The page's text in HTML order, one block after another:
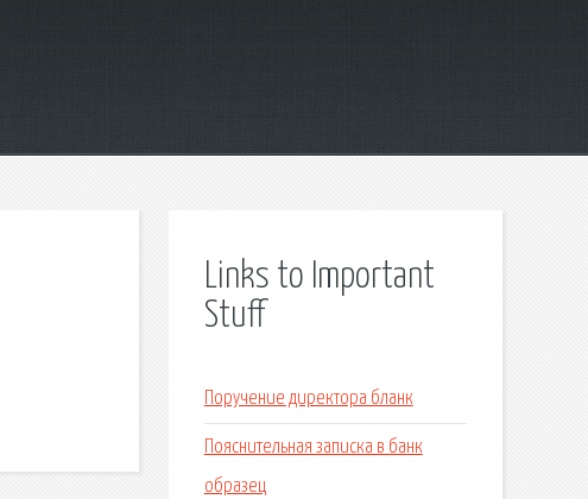
Links to Important
Stuff
Поручение директора бланк
Пояснительная записка в банк
образец